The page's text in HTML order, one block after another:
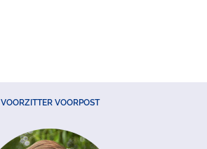
VOORZITTER VOORPOST